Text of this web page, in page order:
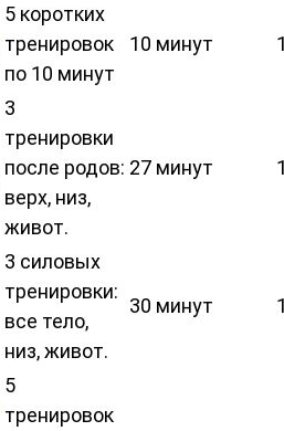
5 коротких
тренировок
по 10 минут
10 минут
3
тренировки
после родов:
верх, низ,
живот.
27 минут
3 силовых
тренировки:
все тело,
низ, живот.
30 минут
5
тренировок